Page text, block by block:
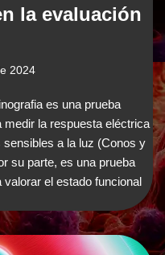
la evaluación
2024
es una prueba
medir la respuesta eléctrica
a la luz (Conos y
su parte, es una prueba
el estado funcional